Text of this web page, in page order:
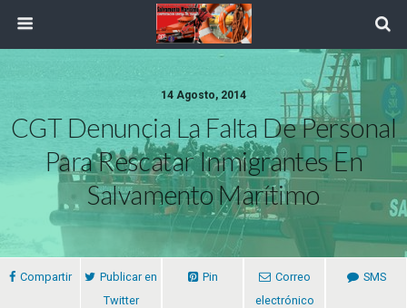
14 Agosto, 2014
CGT Denuncia La Falta De Personal
Para Rescatar Inmigrantes En
Salvamento Marítimo
Compartir
Publicar en
Twitter
Pin
Correo
electrónico
SMS